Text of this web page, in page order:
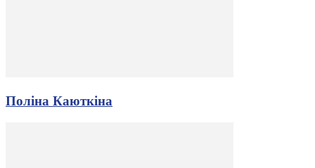
Поліна Каюткіна